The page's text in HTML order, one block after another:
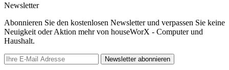
Newsletter
Abonnieren Sie den kostenlosen Newsletter und verpassen Sie keine
Neuigkeit oder Aktion mehr von houseWorX - Computer und
Haushalt.
Newsletter abonnieren